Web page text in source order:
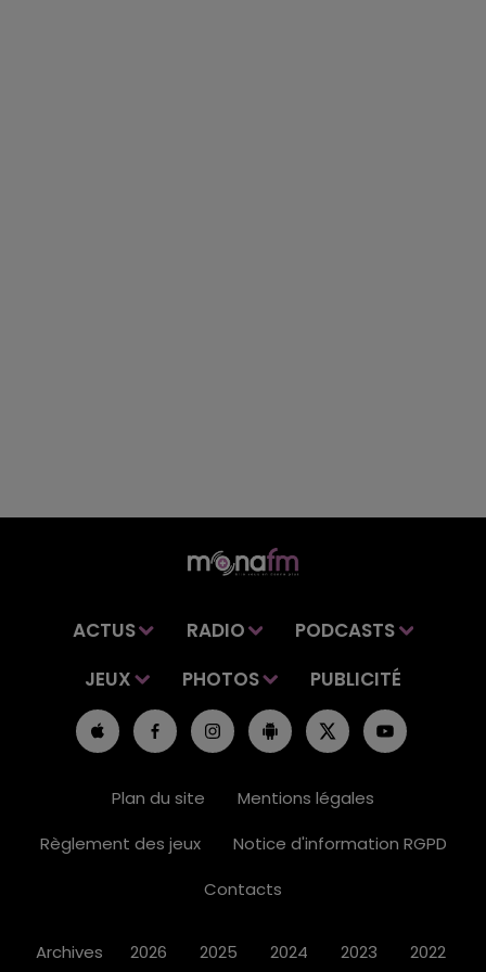
ACTUS RADIO
PODCASTS
JEUX
PHOTOS PUBLICITÉ
Plan du site
Mentions légales
Règlement des jeux
Notice d'information RGPD
Contacts
Archives 2026 2025 2024 2023 2022